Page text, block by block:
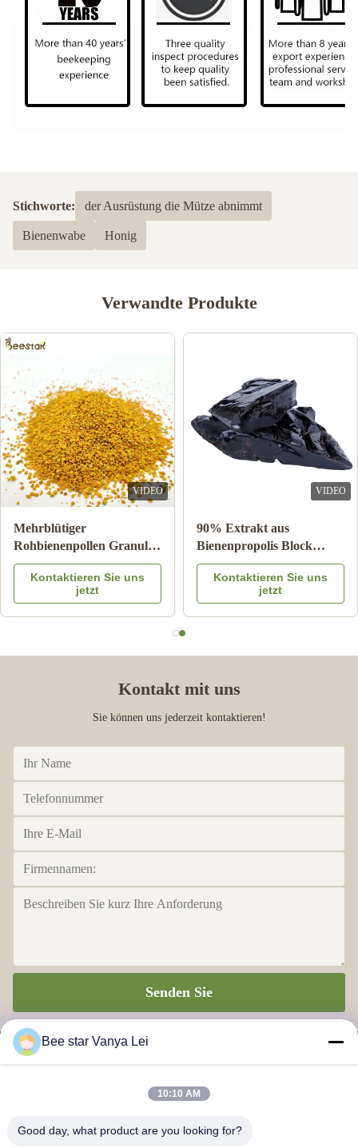
Stichworte: der Ausrüstung die Mütze abnimmt
Bienenwabe Honig
Verwandte Produkte
VIDEO
Mehrblütiger
Rohbienenpollen Granulat
25kg Karton
Nahrungsergänzungsmittel
Kontaktieren Sie uns
jetzt
VIDEO
90% Extrakt aus
Bienenpropolis Block
Bienenprodukte für die
Gesundheitsversorgung
aus Bienenstern
Kontaktieren Sie uns
jetzt
Kontakt mit uns
Sie können uns jederzeit kontaktieren!
Senden Sie
BIENEN-STERN, ZUM IHRES WUNDERBAREN HONIG-
Bee star Vanya Lei
10:10 AM
Good day, what product are you looking for?